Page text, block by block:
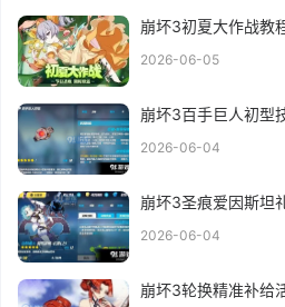
崩坏3初夏大作战教
2026-06-05
崩坏3百手巨人初型
2026-06-04
崩坏3圣痕爱因斯坦
2026-06-04
崩坏3轮换精准补给